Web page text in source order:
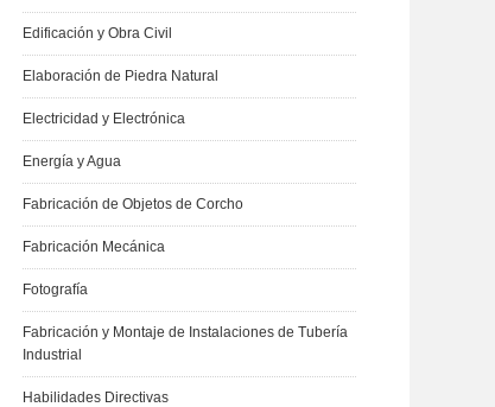
Edificación y Obra Civil
Elaboración de Piedra Natural
Electricidad y Electrónica
Energía y Agua
Fabricación de Objetos de Corcho
Fabricación Mecánica
Fotografía
Fabricación y Montaje de Instalaciones de Tubería
Industrial
Habilidades Directivas